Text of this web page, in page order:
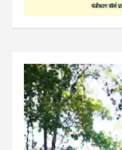
Video
Player